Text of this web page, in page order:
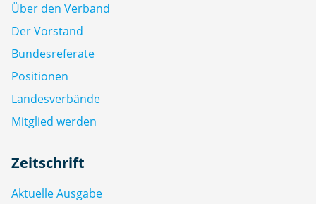
Über den Verband
Der Vorstand
Bundesreferate
Positionen
Landesverbände
Mitglied werden
Zeitschrift
Aktuelle Ausgabe